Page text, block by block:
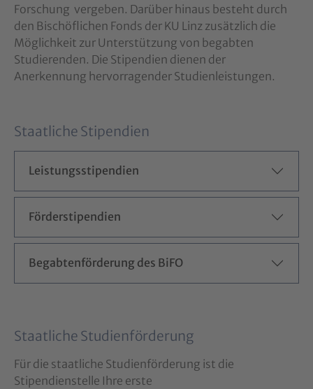
Forschung vergeben. Darüber hinaus besteht durch
den Bischöflichen Fonds der KU Linz zusätzlich die
Möglichkeit zur Unterstützung von begabten
Studierenden. Die Stipendien dienen der
Anerkennung hervorragender Studienleistungen.
Staatliche Stipendien
Leistungsstipendien
Förderstipendien
Begabtenförderung des BiFO
Staatliche Studienförderung
Für die staatliche Studienförderung ist die
Stipendienstelle Ihre erste